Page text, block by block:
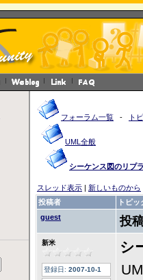
フォーラム一覧 - ト
UML全般
シーケンス図のリプ
スレッド表示 | 新しいものから
投稿者
トピッ
guest
投
新米
登録日: 2007-10-1
シ